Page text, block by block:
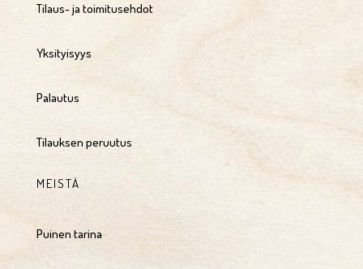
Tilaus- ja toimitusehdot
Yksityisyys
Palautus
Tilauksen peruutus
MEISTÄ
Puinen tarina